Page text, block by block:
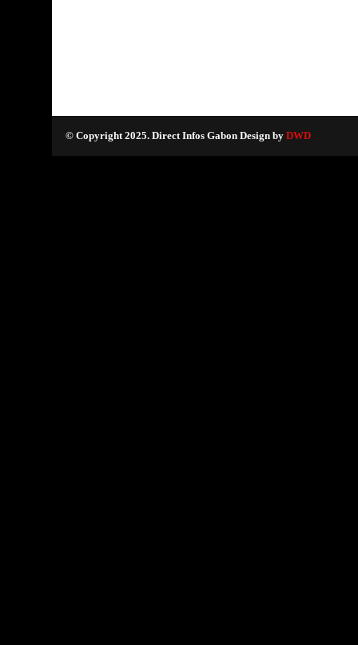
© Copyright 2025. Direct Infos Gabon Design by DWD